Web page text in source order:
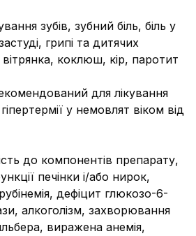
зубів, зубний біль, біль у
грипі та дитячих
вітрянка, коклюш, кір, паротит
для лікування
у немовлят віком від
до компонентів препарату,
печінки і/або нирок,
дефіцит глюкозо-6-
алкоголізм, захворювання
виражена анемія,